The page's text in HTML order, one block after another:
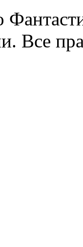
Все